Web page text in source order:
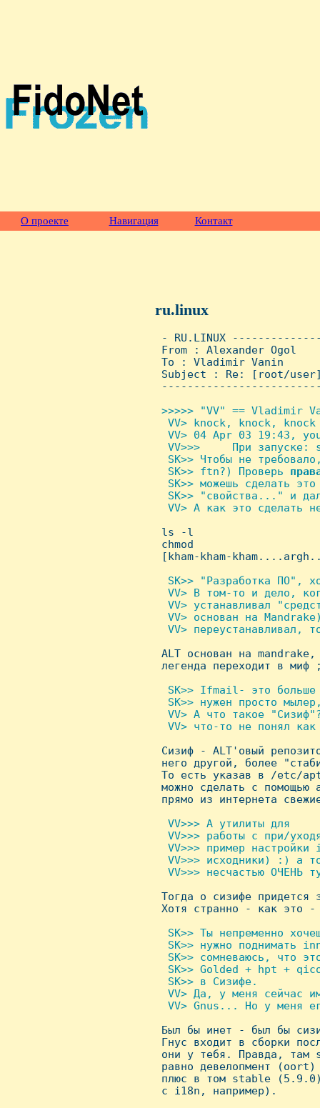
О проекте Навигация Контакт
ru.linux
- RU.LINUX
From : Alexander
To : Vladimir Vanin
Subject : Re: [root/
>>>>> "VV" == Vladimir
VV> knock, knock,
VV> 04 Apr 03 19:43,
VV>>>     При запуске:
SK>> Чтобы не
  SK>> ftn?) Проверь
SK>> можешь сделать
SK>> "свойства..." и
VV> А как это сделать
ls -l
chmod
[kham-kham-
SK>> "Разработка ПО",
VV> В том-то и дело,
VV> устанавливал
VV> основан на
VV> переустанавливал,
ALT основан на
легенда переходит в
SK>> Ifmail- это больше
SK>> нужен просто
VV> А что такое
VV> что-то не понял
Сизиф - ALT'овый
него другой, более
То есть указав в /etc/
можно сделать с помощью
прямо из интернета
VV>>> А утилиты для
VV>>> работы с при/
VV>>> пример настройки
VV>>> исходники) :) а
VV>>> несчастью ОЧЕHЬ
Тогда о сизифе придется
Хотя странно - как это
SK>> Ты непременно
SK>> нужно поднимать
SK>> сомневаюсь, что
SK>> Golded + hpt +
  SK>> в Сизифе.
VV> Да, у меня сейчас
VV> Gnus... Hо у меня
Был бы инет - был бы
Гнус входит в сборки
они у тебя. Правда, там
равно девелопмент (oort)
плюс в том stable (5.9.0)
с i18n, например).